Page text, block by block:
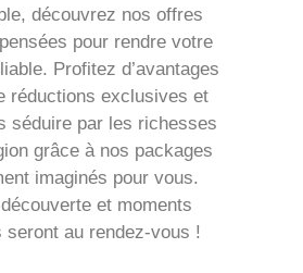
découvrez nos offres
pour rendre votre
Profitez d’avantages
réductions exclusives et
séduire par les richesses
grâce à nos packages
imaginés pour vous.
et moments
seront au rendez-vous !